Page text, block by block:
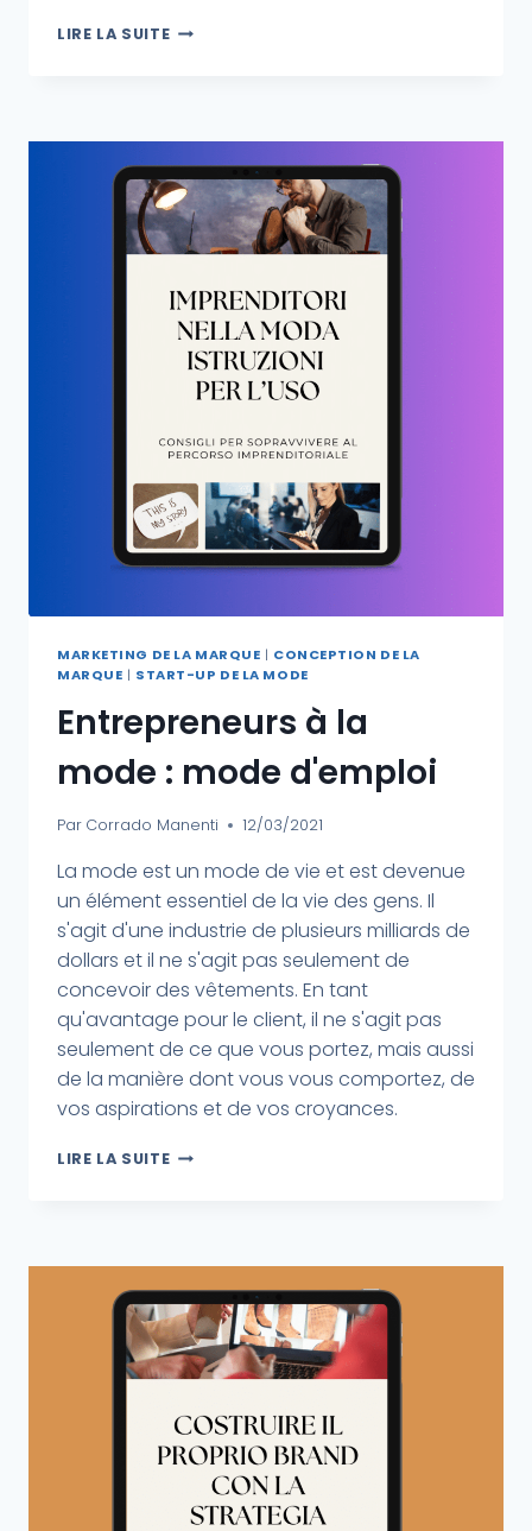
LIRE LA SUITE
MARKETING DE LA MARQUE | CONCEPTION DE LA
MARQUE | START-UP DE LA MODE
Entrepreneurs à la
mode : mode d'emploi
Par Corrado Manenti 12/03/2021
La mode est un mode de vie et est devenue
un élément essentiel de la vie des gens. Il
s'agit d'une industrie de plusieurs milliards de
dollars et il ne s'agit pas seulement de
concevoir des vêtements. En tant
qu'avantage pour le client, il ne s'agit pas
seulement de ce que vous portez, mais aussi
de la manière dont vous vous comportez, de
vos aspirations et de vos croyances.
LIRE LA SUITE